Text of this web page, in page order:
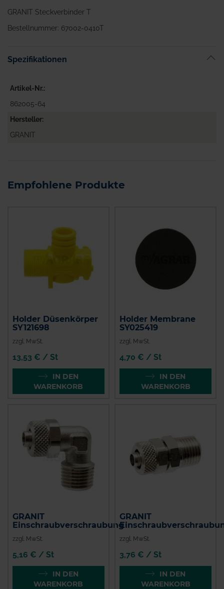
GRANIT Steckverbinder T
Bestellnummer: 67002-0410T
Spezifikationen
Artikel-Nr.
862005-64
Hersteller
GRANIT
Empfohlene Produkte
Holder Düsenkörper
SY121698
zzgl. MwSt.
13,53 € / St
IN DEN
WARENKORB
Holder Membrane
SY025419
zzgl. MwSt.
4,70 € / St
IN DEN
WARENKORB
GRANIT
Einschraubverschraubung
zzgl. MwSt.
5,16 € / St
IN DEN
WARENKORB
GRANIT
zzgl. MwSt.
3,76 € / St
IN DEN
WARENKORB